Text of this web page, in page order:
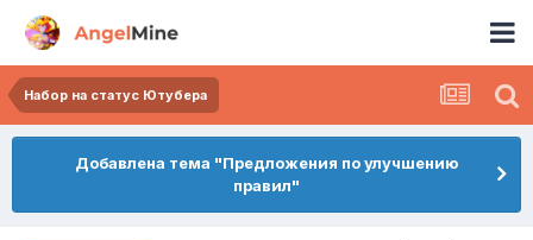
Набор на статус Ютубера
Добавлена тема "Предложения по улучшению
правил"